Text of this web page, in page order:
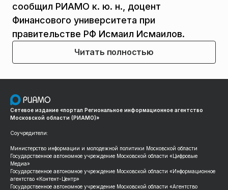
сообщил РИАМО к. ю. н., доцент
Финансового университета при
правительстве РФ Исмаил Исмаилов.
Читать полностью
Сетевое издание «портал Региональное информационное агентство
Московской области (РИАМО)»
Соучредители:
Министерство информации и молодежной политики Московской области
Государственное автономное учреждение Московской области «Цифровые
Медиа»
Государственное автономное учреждение Московской области «Информационное
агентство «Контент-Центр»
Государственное автономное учреждение Московской области «Агентство